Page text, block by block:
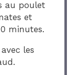
au poulet
et
minutes.
les